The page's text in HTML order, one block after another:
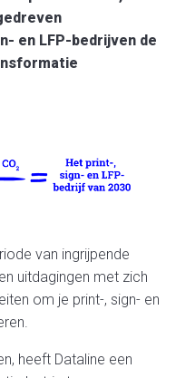
en LFP-bedrijven de
van ingrijpende
uitdagingen met zich
om je print-, sign- en
heeft Dataline een